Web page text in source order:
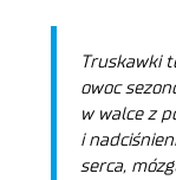
Truskawki
owoc
w walce z
i
serca,